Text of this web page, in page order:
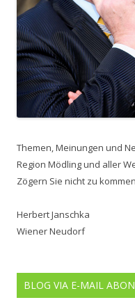
Themen, Meinungen und
Region Mödling und aller
Zögern Sie nicht zu
Herbert Janschka
Wiener Neudorf
BLOG VIA E-MAIL